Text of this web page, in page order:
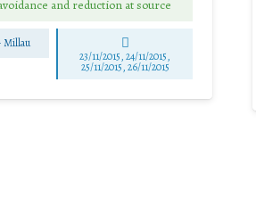
and reduction at source
Millau
23/11/2015, 24/11/2015,
25/11/2015, 26/11/2015